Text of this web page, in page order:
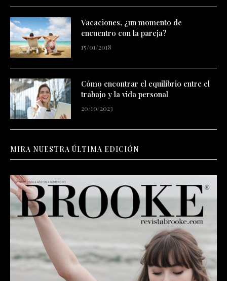
Vacaciones, ¿un momento de
encuentro con la pareja?
15/01/2018
Cómo encontrar el equilibrio entre el
trabajo y la vida personal
20/10/2023
MIRA NUESTRA ÚLTIMA EDICIÓN